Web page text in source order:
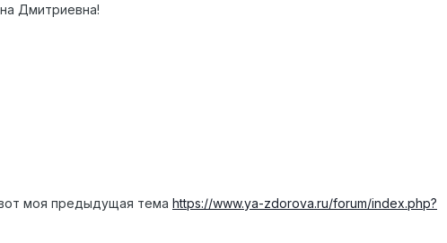
Дмитриевна!
моя предыдущая тема https://www.ya-zdorova.ru/forum/index.php?